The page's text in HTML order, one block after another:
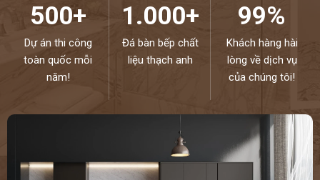
500+
Dự án thi công
toàn quốc mỗi
năm!
1.000+
Đá bàn bếp chất
liệu thạch anh
99%
Khách hàng hài
lòng về dịch vụ
của chúng tôi!